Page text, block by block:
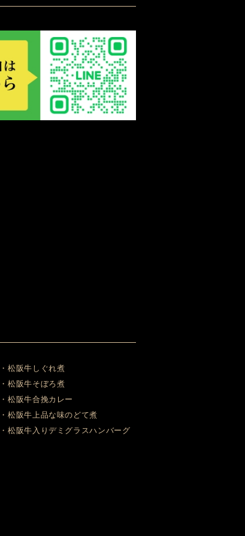
・松阪牛しぐれ煮
・松阪牛そぼろ煮
・松阪牛合挽カレー
・松阪牛上品な味のどて煮
・松阪牛入りデミグラスハンバーグ